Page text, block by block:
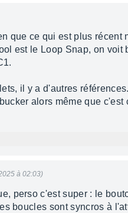
que ce qui est plus
est le Loop Snap, on
il y a d'autres
alors même que
à 02:03)
perso c'est super : le
boucles sont syncros à